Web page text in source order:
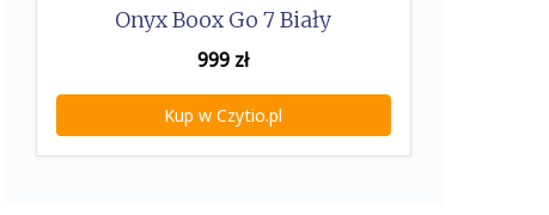
Onyx Boox Go 7 Biały
999 zł
Kup w Czytio.pl